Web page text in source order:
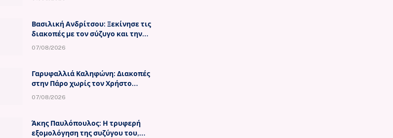
Βασιλική Ανδρίτσου: Ξεκίνησε τις
διακοπές με τον σύζυγο και την
κορούλα της
07/08/2026
Γαρυφαλλιά Καληφώνη: Διακοπές
στην Πάρο χωρίς τον Χρήστο
Μάστορα
07/08/2026
Άκης Παυλόπουλος: Η τρυφερή
εξομολόγηση της συζύγου του,